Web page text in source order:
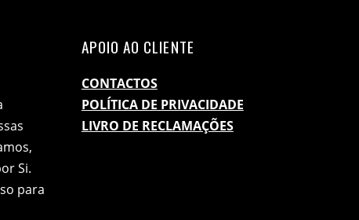
Si.
para
APOIO AO CLIENTE
CONTACTOS
POLÍTICA DE PRIVACIDADE
LIVRO DE RECLAMAÇÕES